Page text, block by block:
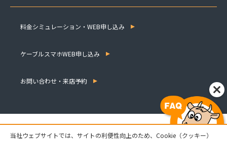
料金シミュレーション・WEB申し込み
ケーブルスマホWEB申し込み
お問い合わせ・来店予約
当社ウェブサイトでは、サイトの利便性向上のため、Cookie（クッキー）